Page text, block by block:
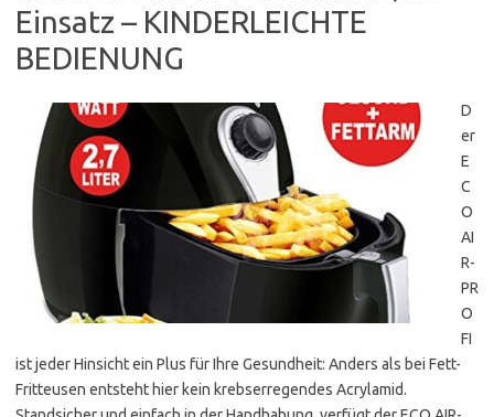
Einsatz – KINDERLEICHTE
BEDIENUNG
D
er
E
C
O
AI
R-
PR
O
FI
ist jeder Hinsicht ein Plus für Ihre Gesundheit: Anders als bei Fett-
Fritteusen entsteht hier kein krebserregendes Acrylamid.